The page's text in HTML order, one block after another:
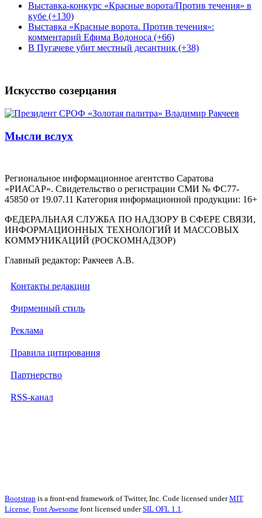
Выставка-конкурс «Красные ворота/Против течения» в
кубе (+130)
Выставка «Красные ворота. Против течения»:
комментарий Ефима Водоноса (+66)
В Пугачеве убит местный десантник (+38)
Искусство созерцания
Мысли вслух
Региональное информационное агентство Саратова
«РИАСАР». Свидетельство о регистрации СМИ № ФС77-
45850 от 19.07.11 Категория информационной продукции: 16+
ФЕДЕРАЛЬНАЯ СЛУЖБА ПО НАДЗОРУ В СФЕРЕ СВЯЗИ,
ИНФОРМАЦИОННЫХ ТЕХНОЛОГИЙ И МАССОВЫХ
КОММУНИКАЦИЙ (РОСКОМНАДЗОР)
Главный редактор: Ракчеев А.В.
Контакты редакции
Фирменный стиль
Реклама
Правила цитирования
Партнерство
RSS-канал
Bootstrap is a front-end framework of Twitter, Inc. Code licensed underMIT
License. Font Awesome font licensed underSIL OFL 1.1.